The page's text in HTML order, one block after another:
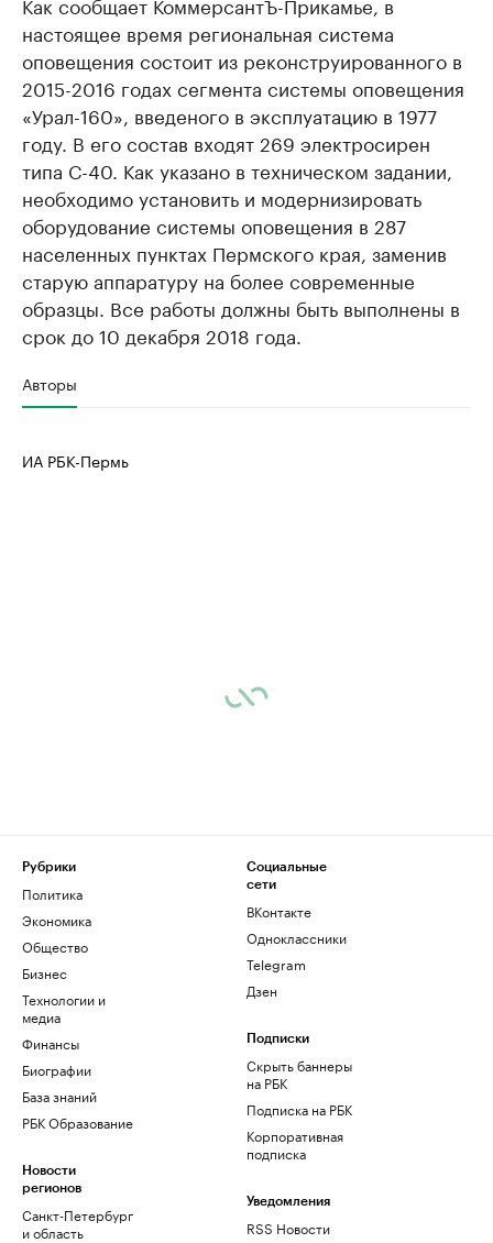
настоящее время региональная система
оповещения состоит из реконструированного в
2015-2016 годах сегмента системы оповещения
«Урал-160», введеного в эксплуатацию в 1977
году. В его состав входят 269 электросирен
типа С-40. Как указано в техническом задании,
необходимо установить и модернизировать
оборудование системы оповещения в 287
населенных пунктах Пермского края, заменив
старую аппаратуру на более современные
образцы. Все работы должны быть выполнены в
срок до 10 декабря 2018 года.
Авторы
ИА РБК-Пермь
Рубрики
Политика
Экономика
Общество
Бизнес
Технологии и
медиа
Финансы
Биографии
База знаний
РБК Образование
Новости
регионов
Санкт-Петербург
и область
Социальные
сети
ВКонтакте
Одноклассники
Telegram
Дзен
Подписки
Скрыть баннеры
на РБК
Подписка на РБК
Корпоративная
подписка
Уведомления
RSS Новости